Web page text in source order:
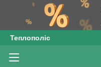
Теплополіс